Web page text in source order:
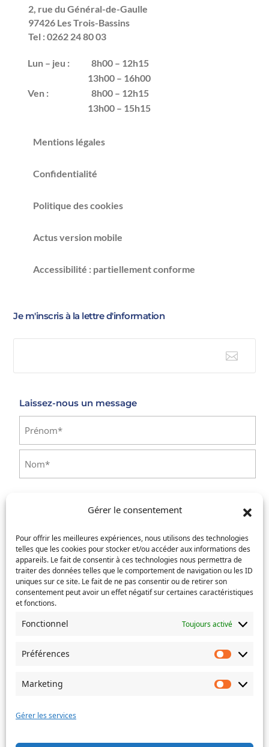
Gérer le consentement
Pour offrir les meilleures expériences, nous utilisons des technologies
telles que les cookies pour stocker et/ou accéder aux informations des
appareils. Le fait de consentir à ces technologies nous permettra de
traiter des données telles que le comportement de navigation ou les ID
uniques sur ce site. Le fait de ne pas consentir ou de retirer son
consentement peut avoir un effet négatif sur certaines caractéristiques
et fonctions.
Fonctionnel Toujours activé
Préférences
Marketing
Gérer les services
2, rue du Général-de-Gaulle
97426 Les Trois-Bassins
Tel : 0262 24 80 03
Lun – jeu :
8h00 – 12h15
13h00 – 16h00
Ven :
8h00 – 12h15
13h00 – 15h15
Mentions légales
Confidentialité
Politique des cookies
Actus version mobile
Accessibilité : partiellement conforme
Je m'inscris à la lettre d'information

Laissez-nous un message
Prénom
un
e-
mail
Confirmez
l’e-
mail
Téléphone(Nécessaire)
concerné
Police
Objet
Message(Nécessaire)